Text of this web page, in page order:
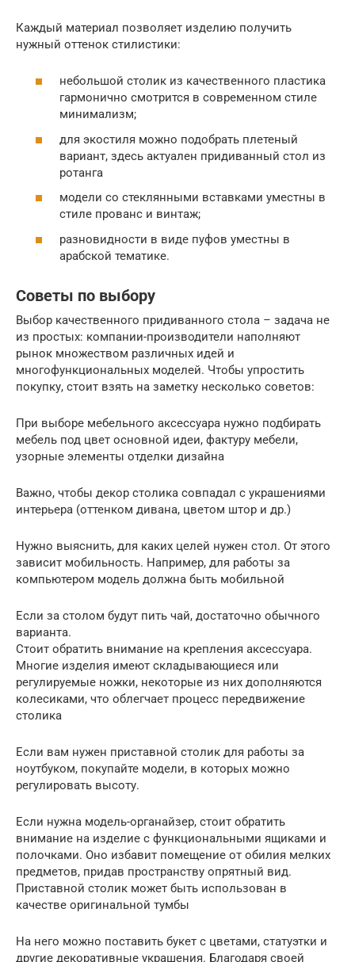
Каждый материал позволяет изделию получить
нужный оттенок стилистики:
небольшой столик из качественного пластика
гармонично смотрится в современном стиле
минимализм;
для экостиля можно подобрать плетеный
вариант, здесь актуален придиванный стол из
ротанга
модели со стеклянными вставками уместны в
стиле прованс и винтаж;
разновидности в виде пуфов уместны в
арабской тематике.
Советы по выбору
Выбор качественного придиванного стола – задача не
из простых: компании-производители наполняют
рынок множеством различных идей и
многофункциональных моделей. Чтобы упростить
покупку, стоит взять на заметку несколько советов:
При выборе мебельного аксессуара нужно подбирать
мебель под цвет основной идеи, фактуру мебели,
узорные элементы отделки дизайна
Важно, чтобы декор столика совпадал с украшениями
интерьера (оттенком дивана, цветом штор и др.)
Нужно выяснить, для каких целей нужен стол. От этого
зависит мобильность. Например, для работы за
компьютером модель должна быть мобильной
Если за столом будут пить чай, достаточно обычного
варианта.
Стоит обратить внимание на крепления аксессуара.
Многие изделия имеют складывающиеся или
регулируемые ножки, некоторые из них дополняются
колесиками, что облегчает процесс передвижение
столика
Если вам нужен приставной столик для работы за
ноутбуком, покупайте модели, в которых можно
регулировать высоту.
Если нужна модель-органайзер, стоит обратить
внимание на изделие с функциональными ящиками и
полочками. Оно избавит помещение от обилия мелких
предметов, придав пространству опрятный вид.
Приставной столик может быть использован в
качестве оригинальной тумбы
На него можно поставить букет с цветами, статуэтки и
другие декоративные украшения. Благодаря своей